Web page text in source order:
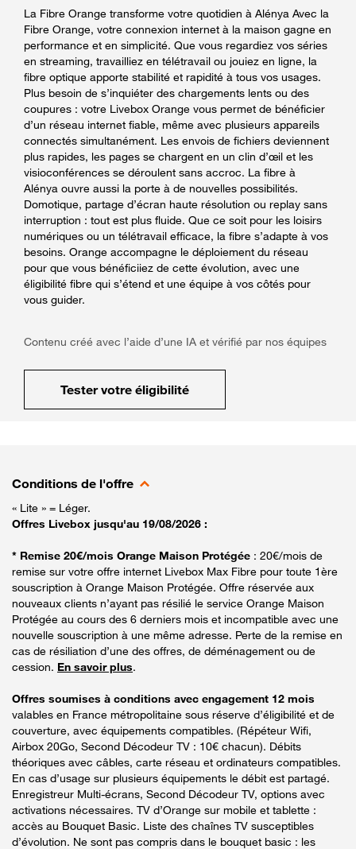
La Fibre Orange transforme votre quotidien à Alénya Avec la
Fibre Orange, votre connexion internet à la maison gagne en
performance et en simplicité. Que vous regardiez vos séries
en streaming, travailliez en télétravail ou jouiez en ligne, la
fibre optique apporte stabilité et rapidité à tous vos usages.
Plus besoin de s’inquiéter des chargements lents ou des
coupures : votre Livebox Orange vous permet de bénéficier
d’un réseau internet fiable, même avec plusieurs appareils
connectés simultanément. Les envois de fichiers deviennent
plus rapides, les pages se chargent en un clin d’œil et les
visioconférences se déroulent sans accroc. La fibre à
Alénya ouvre aussi la porte à de nouvelles possibilités.
Domotique, partage d’écran haute résolution ou replay sans
interruption : tout est plus fluide. Que ce soit pour les loisirs
numériques ou un télétravail efficace, la fibre s’adapte à vos
besoins. Orange accompagne le déploiement du réseau
pour que vous bénéficiiez de cette évolution, avec une
éligibilité fibre qui s’étend et une équipe à vos côtés pour
vous guider.
Contenu créé avec l’aide d’une IA et vérifié par nos équipes
Tester votre éligibilité
Conditions de l'offre
« Lite » = Léger.
Offres Livebox jusqu'au 19/08/2026 :
* Remise 20€/mois Orange Maison Protégée : 20€/mois de
remise sur votre offre internet Livebox Max Fibre pour toute 1ère
souscription à Orange Maison Protégée. Offre réservée aux
nouveaux clients n’ayant pas résilié le service Orange Maison
Protégée au cours des 6 derniers mois et incompatible avec une
nouvelle souscription à une même adresse. Perte de la remise en
cas de résiliation d’une des offres, de déménagement ou de
cession. En savoir plus.
Offres soumises à conditions avec engagement 12 mois
valables en France métropolitaine sous réserve d’éligibilité et de
couverture, avec équipements compatibles. (Répéteur Wifi,
Airbox 20Go, Second Décodeur TV : 10€ chacun). Débits
théoriques avec câbles, carte réseau et ordinateurs compatibles.
En cas d’usage sur plusieurs équipements le débit est partagé.
Enregistreur Multi-écrans, Second Décodeur TV, options avec
activations nécessaires. TV d’Orange sur mobile et tablette :
accès au Bouquet Basic. Liste des chaînes TV susceptibles
d’évolution. Ne sont pas compris dans le bouquet basic : les